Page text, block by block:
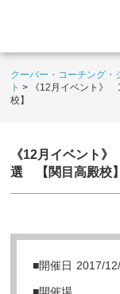
クーバー・コーチング・
ト >
《12月イベント
校】
《12月イベント
選 【関目高殿校】
■開催日 2017/